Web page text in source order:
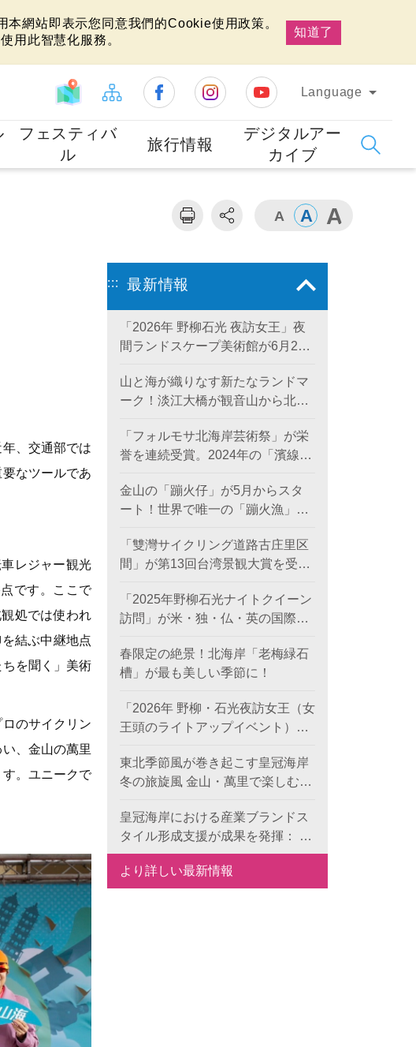
網站即表示您同意我們的Cookie使用政策。
用此智慧化服務。
知道了
Language
フェスティバ
ル
旅行情報
デジタルアー
カイブ
、交通部では
なツールであ
レジャー観光
です。ここで
処では使われ
結ぶ中継地点
を聞く」美術
のサイクリン
、金山の萬里
。ユニークで
::: 最新情報
「2026年 野柳石光 夜訪女王」夜
間ランドスケープ美術館が6月28
山と海が織りなす新たなランドマ
ーク！淡江大橋が観音山から北海
出。
「フォルモサ北海岸芸術祭」が栄
誉を連続受賞。2024年の「濱線測
が、ともに2026年アメリカ「MUS
Eデザインアワード（金賞）」を
金山の「蹦火仔」が5月からスタ
ート！世界で唯一の「蹦火漁」が
「雙灣サイクリング道路古庄里区
間」が第13回台湾景観大賞を受賞
「2025年野柳石光ナイトクイーン
訪問」が米・独・仏・英の国際デ
トパワーを照らす
春限定の絶景！北海岸「老梅緑石
槽」が最も美しい季節に！
「2026年 野柳・石光夜訪女王（女
王頭のライトアップイベント）」
承》デジタル作品の公募が本日よ
り開始、世界中から代表的な地形
東北季節風が巻き起こす皇冠海岸
冬の旅旋風 金山・萬里で楽しむレ
皇冠海岸における産業ブランドス
タイル形成支援が成果を発揮： 6
つの特色ある目玉で、地域ブラン
ドの国際競争力を向上
より詳しい最新情報